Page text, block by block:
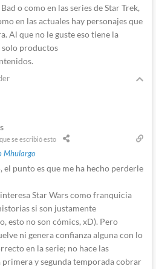
o como en las series de Star Trek,
en las actuales hay personajes que
Al que no le guste eso tiene la
productos
se escribió esto
Mhulargo
punto es que me ha hecho perderle
Star Wars como franquicia
si son justamente
esto no son cómics, xD). Pero
ni genera confianza alguna con lo
en la serie; no hace las
y segunda temporada cobrar